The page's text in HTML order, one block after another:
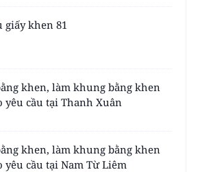
giấy khen 81
khen, làm khung bằng khen
yêu cầu tại Thanh Xuân
khen, làm khung bằng khen
yêu cầu tại Nam Từ Liêm